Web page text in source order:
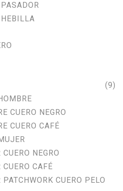
HEBILLA
(9)
CUERO NEGRO
CUERO CAFÉ
NEGRO
CAFÉ
CUERO PELO